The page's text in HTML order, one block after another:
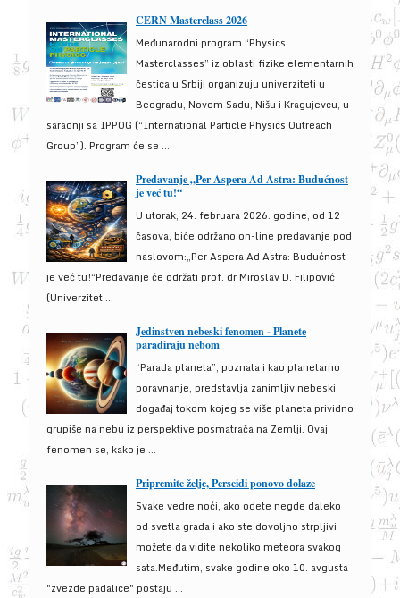
CERN Masterclass 2026
Međunarodni program “Physics
Masterclasses” iz oblasti fizike elementarnih
čestica u Srbiji organizuju univerziteti u
Beogradu, Novom Sadu, Nišu i Kragujevcu, u
saradnji sa IPPOG (“International Particle Physics Outreach
Group”). Program će se ...
Predavanje „Per Aspera Ad Astra: Budućnost
je već tu!“
U utorak, 24. februara 2026. godine, od 12
časova, biće održano on-line predavanje pod
naslovom:„Per Aspera Ad Astra: Budućnost
je već tu!“Predavanje će održati prof. dr Miroslav D. Filipović
(Univerzitet ...
Jedinstven nebeski fenomen - Planete
paradiraju nebom
“Parada planeta”, poznata i kao planetarno
poravnanje, predstavlja zanimljiv nebeski
događaj tokom kojeg se više planeta prividno
grupiše na nebu iz perspektive posmatrača na Zemlji. Ovaj
fenomen se, kako je ...
Pripremite želje, Perseidi ponovo dolaze
Svake vedre noći, ako odete negde daleko
od svetla grada i ako ste dovoljno strpljivi
možete da vidite nekoliko meteora svakog
sata.Međutim, svake godine oko 10. avgusta
"zvezde padalice" postaju ...